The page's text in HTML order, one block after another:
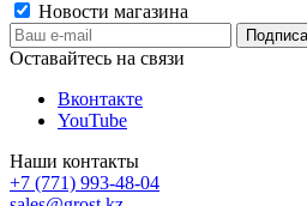
Новости магазина
Оставайтесь на связи
Вконтакте
YouTube
Наши контакты
+7 (771) 993-48-04